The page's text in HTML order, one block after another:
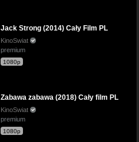
Jack Strong (2014) Cały Film PL
KinoSwiat
premium
1080p
Zabawa zabawa (2018) Cały film PL
KinoSwiat
premium
1080p